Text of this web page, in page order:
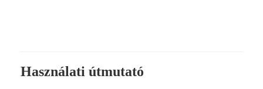
Használati útmutató